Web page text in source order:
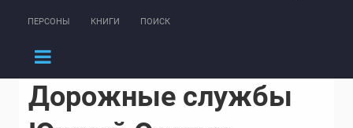
ПЕРСОНЫ КНИГИ ПОИСК
Дорожные службы